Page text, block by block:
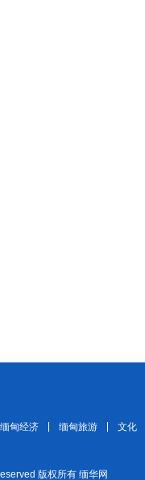
缅甸经济 缅甸旅游 文化
版权所有 缅华网